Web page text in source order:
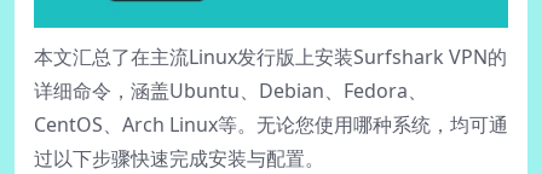
本文汇总了在主流Linux发行版上安装Surfshark VPN的
详细命令，涵盖Ubuntu、Debian、Fedora、
CentOS、Arch Linux等。无论您使用哪种系统，均可通
过以下步骤快速完成安装与配置。